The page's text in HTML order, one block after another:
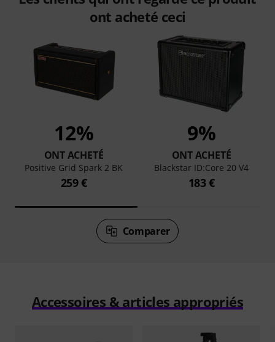
ont acheté ceci
12%
ONT ACHETÉ
Positive Grid Spark 2 BK
259 €
9%
ONT ACHETÉ
Blackstar ID:Core 20 V4
183 €
Comparer
Accessoires & articles appropriés